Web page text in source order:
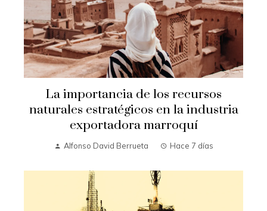
La importancia de los recursos
naturales estratégicos en la industria
exportadora marroquí
Alfonso David Berrueta Hace 7 días